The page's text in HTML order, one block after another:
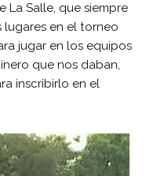
La Salle, que siempre
en el torneo
jugar en los equipos
que nos daban,
inscribirlo en el